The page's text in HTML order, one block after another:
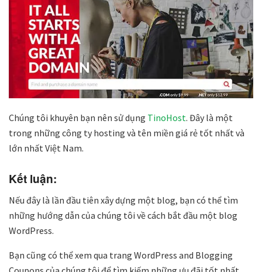
Chúng tôi khuyên bạn nên sử dụng TinoHost. Đây là một
trong những công ty hosting và tên miền giá rẻ tốt nhất và
lớn nhất Việt Nam.
Kết luận:
Nếu đây là lần đầu tiên xây dựng một blog, bạn có thể tìm
những hướng dẫn của chúng tôi về cách bắt đầu một blog
WordPress.
Bạn cũng có thể xem qua trang WordPress and Blogging